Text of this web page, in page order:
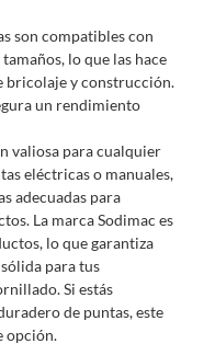
son compatibles con
lo que las hace
bricolaje y construcción.
un rendimiento
valiosa para cualquier
eléctricas o manuales,
adecuadas para
La marca Sodimac es
lo que garantiza
para tus
Si estás
de puntas, este
opción.